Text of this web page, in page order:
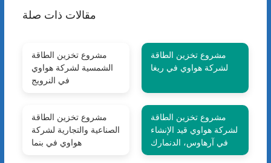
مقالات ذات صلة
مشروع تخزين الطاقة
الشمسية لشركة هواوي
في النرويج
مشروع تخزين الطاقة
لشركة هواوي في ريغا
مشروع تخزين الطاقة
الصناعية والتجارية لشركة
هواوي في بنما
مشروع تخزين الطاقة
لشركة هواوي قيد الإنشاء
في آرهاوس، الدنمارك